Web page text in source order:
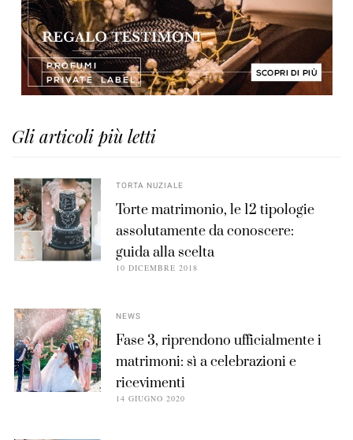
Gli articoli più letti
TORTA NUZIALE
Torte matrimonio, le 12 tipologie
assolutamente da conoscere:
guida alla scelta
10 DICEMBRE 2018
NEWS
Fase 3, riprendono ufficialmente i
matrimoni: sì a celebrazioni e
ricevimenti
14 GIUGNO 2020